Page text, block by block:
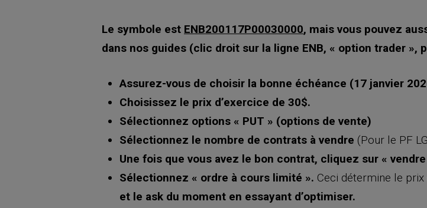
Le symbole est ENB200117P00030000, mais vous pouvez
dans nos guides (clic droit sur la ligne ENB, « option trader »,
Assurez-vous de choisir la bonne échéance (17 janvier
Choisissez le prix d’exercice de 30$.
Sélectionnez options « PUT » (options de vente)
Sélectionnez le nombre de contrats à vendre (Pour le PF
Une fois que vous avez le bon contrat, cliquez sur « vendre
Sélectionnez « ordre à cours limité ». Ceci détermine le
et le ask du moment en essayant d’optimiser.